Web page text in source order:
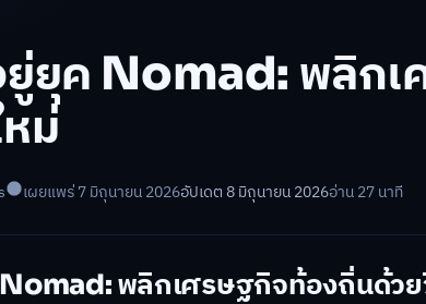
ยู่ยุค Nomad: พลิก
ม่
เผยแพร่ 7 มิถุนายน 2026อัปเดต 8 มิถุนายน 2026อ่าน 27 นาที
พลิกเศรษฐกิจท้องถิ่นด้วย